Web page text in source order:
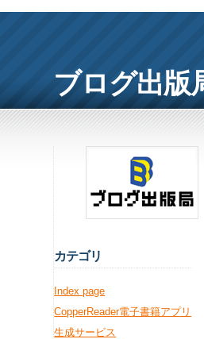
ブログ出版
カテゴリ
Index page
CopperReader電子書籍アプリ
生成サービス